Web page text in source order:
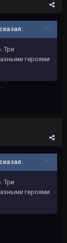
Три
героями
Три
героями